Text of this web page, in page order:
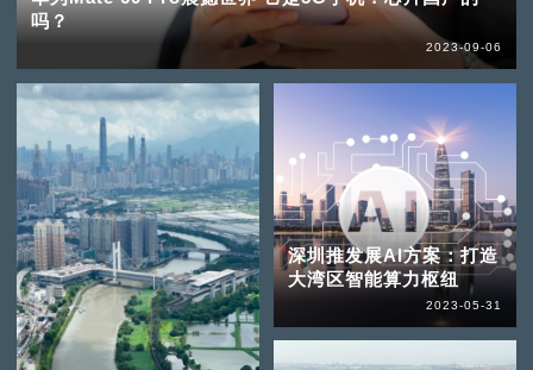
吗？
2023-09-06
深圳推发展AI方案：打造
大湾区智能算力枢纽
2023-05-31